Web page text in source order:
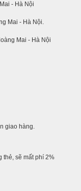
- Hà Nội
Mai - Hà Nội.
Mai - Hà Nội
giao hàng.
sẽ mất phí 2%